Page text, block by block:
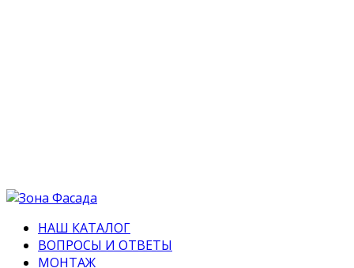
НАШ КАТАЛОГ
ВОПРОСЫ И ОТВЕТЫ
МОНТАЖ